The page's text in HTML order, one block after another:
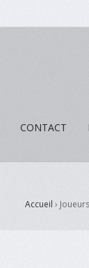
CONTACT
Accueil ›